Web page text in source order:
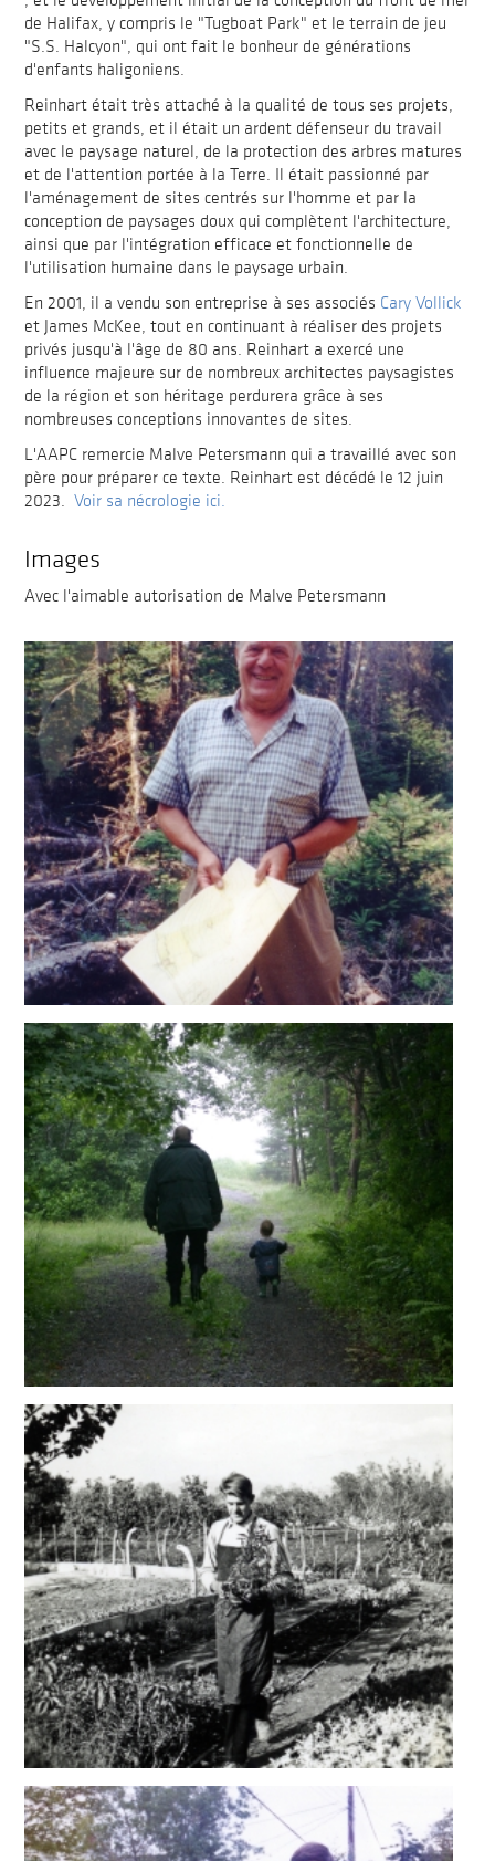
de Halifax, y compris le "Tugboat Park" et le terrain de jeu
"S.S. Halcyon", qui ont fait le bonheur de générations
d'enfants haligoniens.
Reinhart était très attaché à la qualité de tous ses projets,
petits et grands, et il était un ardent défenseur du travail
avec le paysage naturel, de la protection des arbres matures
et de l'attention portée à la Terre. Il était passionné par
l'aménagement de sites centrés sur l'homme et par la
conception de paysages doux qui complètent l'architecture,
ainsi que par l'intégration efficace et fonctionnelle de
l'utilisation humaine dans le paysage urbain.
En 2001, il a vendu son entreprise à ses associés Cary Vollick
et James McKee, tout en continuant à réaliser des projets
privés jusqu'à l'âge de 80 ans. Reinhart a exercé une
influence majeure sur de nombreux architectes paysagistes
de la région et son héritage perdurera grâce à ses
nombreuses conceptions innovantes de sites.
L'AAPC remercie Malve Petersmann qui a travaillé avec son
père pour préparer ce texte. Reinhart est décédé le 12 juin
2023. Voir sa nécrologie ici.
Images
Avec l'aimable autorisation de Malve Petersmann